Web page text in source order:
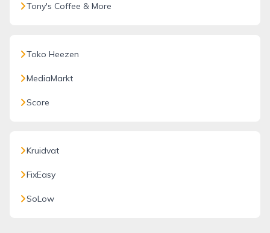
Tony's Coffee & More
Toko Heezen
MediaMarkt
Score
Kruidvat
FixEasy
SoLow